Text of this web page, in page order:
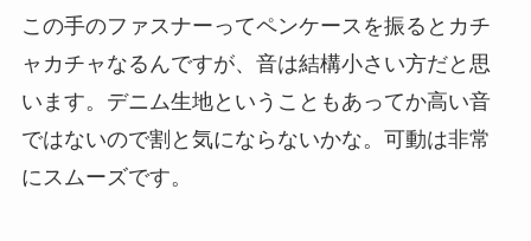
この手のファスナーってペンケースを振るとカチ
ャカチャなるんですが、音は結構小さい方だと思
います。デニム生地ということもあってか高い音
ではないので割と気にならないかな。可動は非常
にスムーズです。